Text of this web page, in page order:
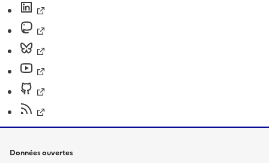
Données ouvertes